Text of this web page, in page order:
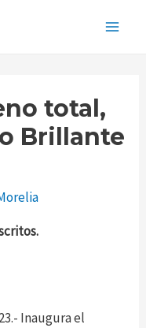
Main
total,
Brillante
Inaugura el